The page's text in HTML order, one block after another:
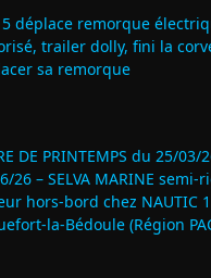
5 déplace remorque
trailer dolly, fini la
sa remorque
DE PRINTEMPS du 25/03/
26 – SELVA MARINE semi-
hors-bord chez NAUTIC
(Région